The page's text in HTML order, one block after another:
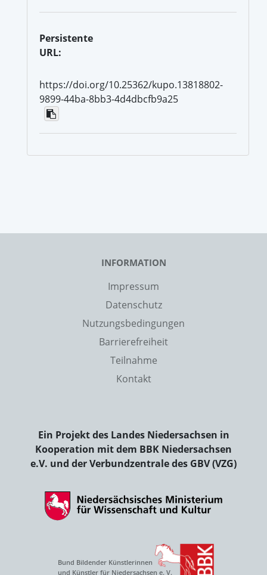
Persistente
URL:
https://doi.org/10.25362/kupo.13818802-
9899-44ba-8bb3-4d4dbcfb9a25
INFORMATION
Impressum
Datenschutz
Nutzungsbedingungen
Barrierefreiheit
Teilnahme
Kontakt
Ein Projekt des Landes Niedersachsen in
Kooperation mit dem BBK Niedersachsen
e.V. und der Verbundzentrale des GBV (VZG)
Bund Bildender Künstlerinnen
und Künstler für Niedersachsen e. V.